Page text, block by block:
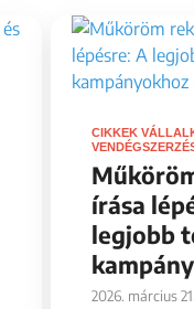
CIKKEK
írása
legjobb
2026. március 21.